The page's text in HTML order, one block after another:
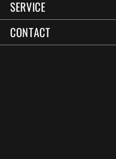
SERVICE
CONTACT